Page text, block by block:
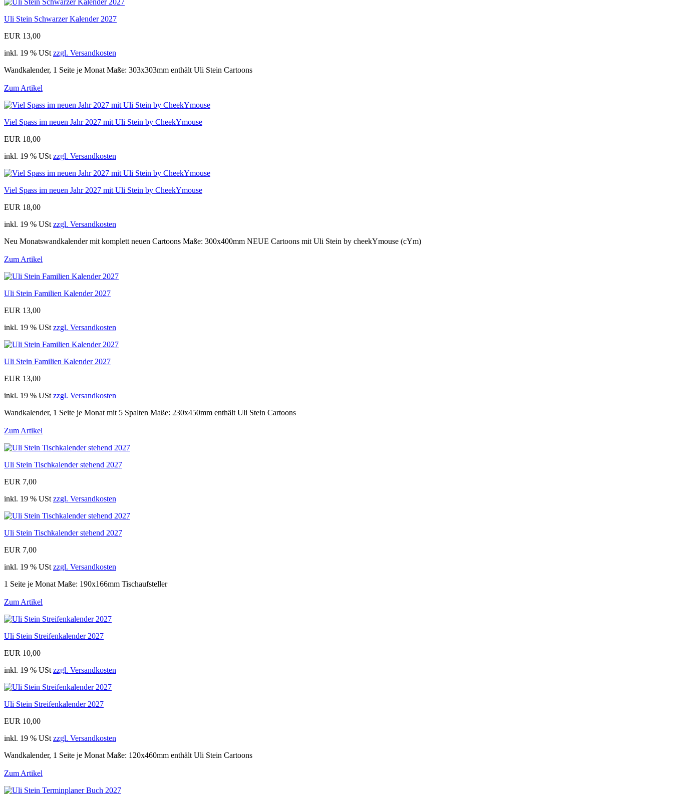
Uli Stein Schwarzer Kalender 2027
EUR 13,00
inkl. 19 % USt zzgl. Versandkosten
Wandkalender, 1 Seite je Monat Maße: 303x303mm enthält Uli Stein Cartoons
Zum Artikel
Viel Spass im neuen Jahr 2027 mit Uli Stein by CheekYmouse
EUR 18,00
inkl. 19 % USt zzgl. Versandkosten
Viel Spass im neuen Jahr 2027 mit Uli Stein by CheekYmouse
EUR 18,00
inkl. 19 % USt zzgl. Versandkosten
Neu Monatswandkalender mit komplett neuen Cartoons Maße: 300x400mm NEUE Cartoons mit Uli Stein by cheekYmouse (cYm)
Zum Artikel
Uli Stein Familien Kalender 2027
EUR 13,00
inkl. 19 % USt zzgl. Versandkosten
Uli Stein Familien Kalender 2027
EUR 13,00
inkl. 19 % USt zzgl. Versandkosten
Wandkalender, 1 Seite je Monat mit 5 Spalten Maße: 230x450mm enthält Uli Stein Cartoons
Zum Artikel
Uli Stein Tischkalender stehend 2027
EUR 7,00
inkl. 19 % USt zzgl. Versandkosten
Uli Stein Tischkalender stehend 2027
EUR 7,00
inkl. 19 % USt zzgl. Versandkosten
1 Seite je Monat Maße: 190x166mm Tischaufsteller
Zum Artikel
Uli Stein Streifenkalender 2027
EUR 10,00
inkl. 19 % USt zzgl. Versandkosten
Uli Stein Streifenkalender 2027
EUR 10,00
inkl. 19 % USt zzgl. Versandkosten
Wandkalender, 1 Seite je Monat Maße: 120x460mm enthält Uli Stein Cartoons
Zum Artikel